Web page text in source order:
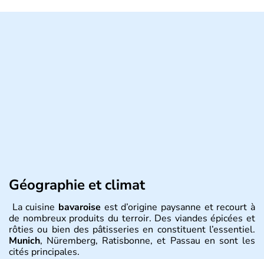
Géographie et climat
La cuisine bavaroise est d’origine paysanne et recourt à
de nombreux produits du terroir. Des viandes épicées et
rôties ou bien des pâtisseries en constituent l’essentiel.
Munich, Nüremberg, Ratisbonne, et Passau en sont les
cités principales.